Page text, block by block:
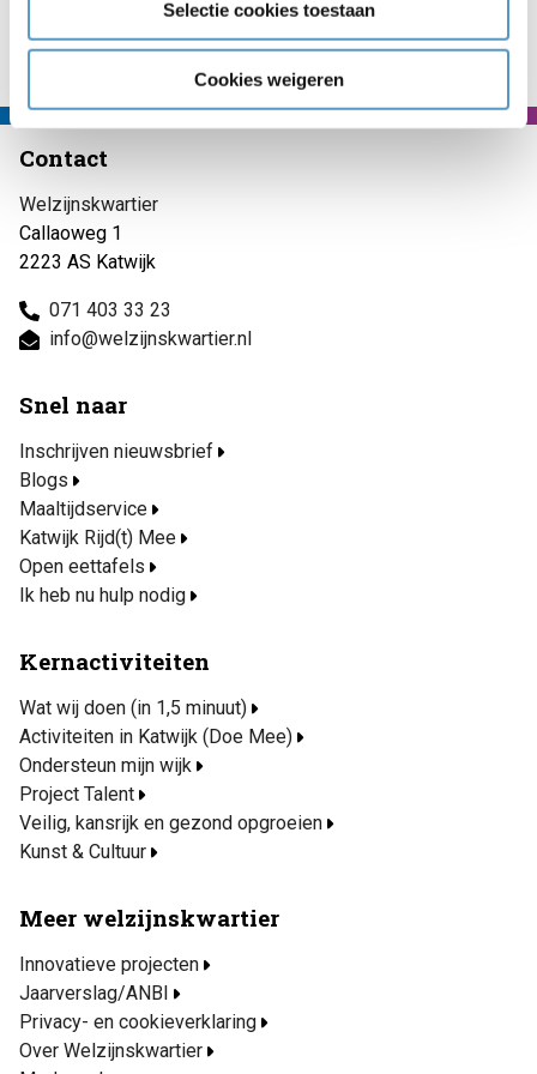
Selectie cookies toestaan
Cookies weigeren
Naar nieuwsoverzicht
Contact
Welzijnskwartier
Callaoweg 1
2223 AS Katwijk
071 403 33 23
info@welzijnskwartier.nl
Snel naar
Inschrijven nieuwsbrief
Blogs
Maaltijdservice
Katwijk Rijd(t) Mee
Open eettafels
Ik heb nu hulp nodig
Kernactiviteiten
Wat wij doen (in 1,5 minuut)
Activiteiten in Katwijk (Doe Mee)
Ondersteun mijn wijk
Project Talent
Veilig, kansrijk en gezond opgroeien
Kunst & Cultuur
Meer welzijnskwartier
Innovatieve projecten
Jaarverslag/ANBI
Privacy- en cookieverklaring
Over Welzijnskwartier